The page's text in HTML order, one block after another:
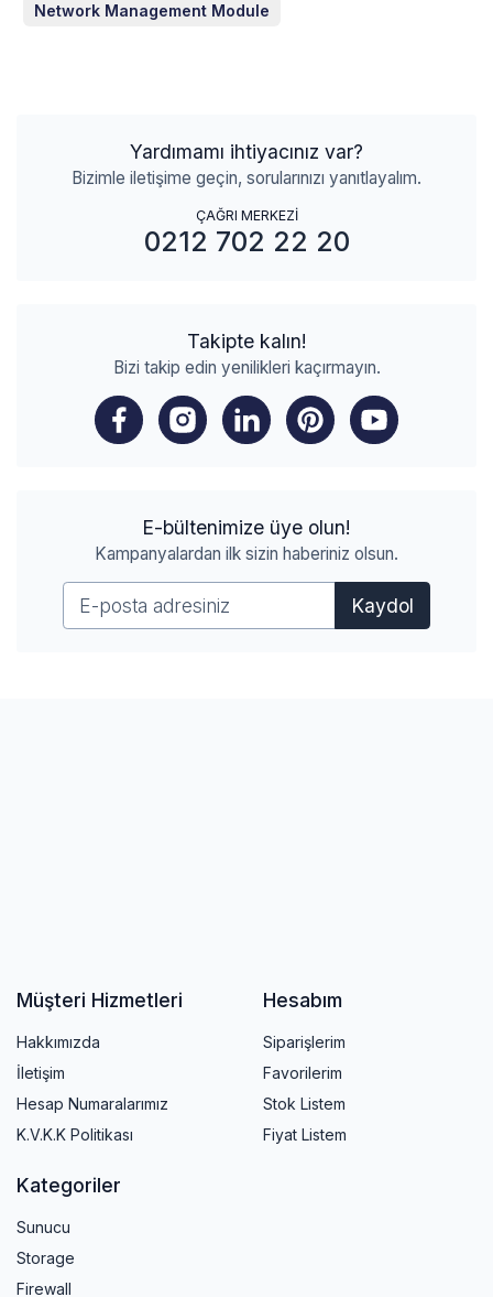
Network Management Module
Yardımamı ihtiyacınız var?
Bizimle iletişime geçin, sorularınızı yanıtlayalım.
ÇAĞRI MERKEZİ
0212 702 22 20
Takipte kalın!
Bizi takip edin yenilikleri kaçırmayın.
E-bültenimize üye olun!
Kampanyalardan ilk sizin haberiniz olsun.
Kaydol
Müşteri Hizmetleri
Hakkımızda
İletişim
Hesap Numaralarımız
K.V.K.K Politikası
Hesabım
Siparişlerim
Favorilerim
Stok Listem
Fiyat Listem
Kategoriler
Sunucu
Storage
Firewall